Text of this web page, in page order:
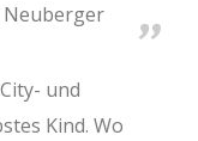
und
Kind. Wo